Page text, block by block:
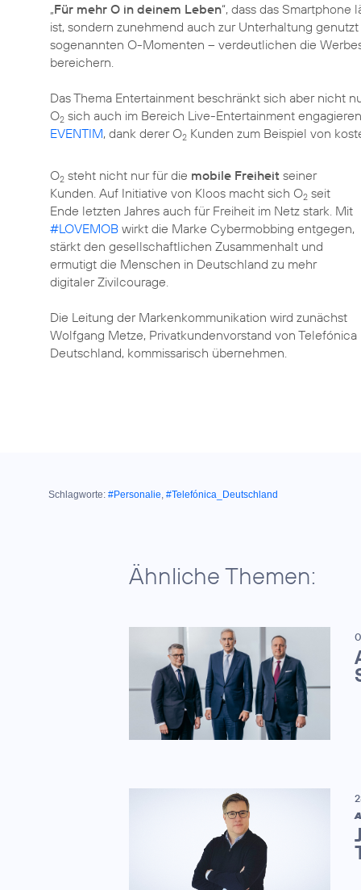
„Für mehr O in deinem Leben“, dass das
ist, sondern zunehmend auch zur Unterhaltung
sogenannten O-Momenten – verdeutlichen die
bereichern.
Das Thema Entertainment beschränkt sich aber nicht
O2 sich auch im Bereich Live-Entertainment
EVENTIM, dank derer O2 Kunden zum Beispiel von
O2 steht nicht nur für die mobile Freiheit seiner
Kunden. Auf Initiative von Kloos macht sich O2 seit
Ende letzten Jahres auch für Freiheit im Netz stark. Mit
#LOVEMOB wirkt die Marke Cybermobbing entgegen,
stärkt den gesellschaftlichen Zusammenhalt und
ermutigt die Menschen in Deutschland zu mehr
digitaler Zivilcourage.
Die Leitung der Markenkommunikation wird zunächst
Wolfgang Metze, Privatkundenvorstand von Telefónica
Deutschland, kommissarisch übernehmen.
Schlagworte: #Personalie, #Telefónica_Deutschland
Ähnliche Themen: